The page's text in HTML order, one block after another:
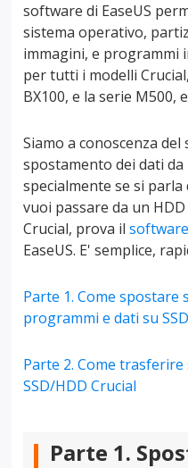
software di EaseUS
sistema operativo,
immagini, e programmi
per tutti i modelli
BX100, e la serie M500,
Siamo a conoscenza
spostamento dei dati
specialmente se si
vuoi passare da un
Crucial, prova il
EaseUS. E' semplice,
Parte 1. Come spostare
programmi e dati su
Parte 2. Come
SSD/HDD Crucial
Parte 1.